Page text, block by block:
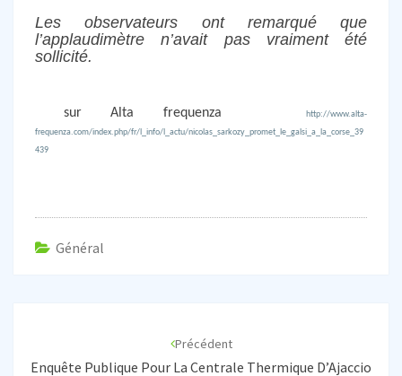
Les observateurs ont remarqué que
l’applaudimètre n’avait pas vraiment été
sollicité.
sur Alta frequenza
http://www.alta-
frequenza.com/index.php/fr/l_info/l_actu/nicolas_sarkozy_promet_le_galsi_a_la_corse_39
439
Général
Précédent
Enquête Publique Pour La Centrale Thermique D’Ajaccio